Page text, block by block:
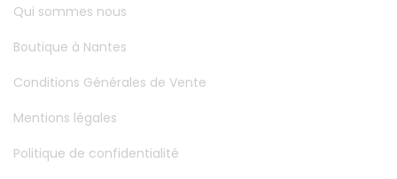
Qui sommes nous
Boutique à Nantes
Conditions Générales de Vente
Mentions légales
Politique de confidentialité